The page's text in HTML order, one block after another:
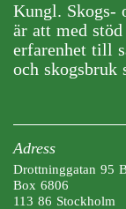
Kungl. Skogs-
är att med
erfarenhet till
och skogsbruk
Adress
Drottninggatan 95
Box 6806
113 86 Stockholm